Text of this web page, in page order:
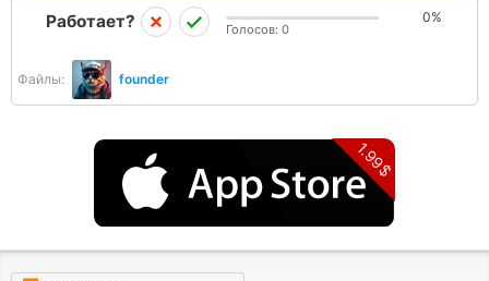
Файлы: founder
Работает? 0%
Голосов: 0
1.99$